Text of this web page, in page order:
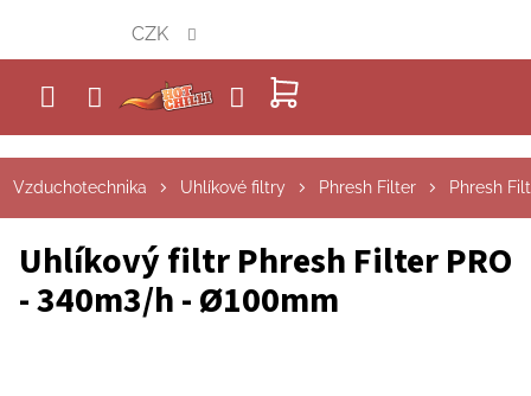
obsah
NÁKUPNÍ
KOŠÍK
CZK
Vzduchotechnika Uhlíkové filtry Phresh Filter Phresh
Uhlíkový filtr Phresh Filter PRO
- 340m3/h - Ø100mm